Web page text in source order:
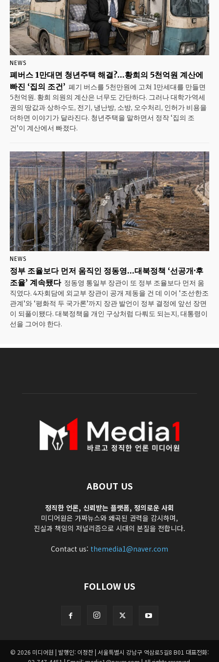
NEWS
폐버스 1만대면 청년주택 해결?…황희의 5천억원 계산에
빠진 ‘집의 조건’ 폐기 버스를 5천만원에 고쳐 1만세대를 만들면
5천억원. 황희 의원의 계산은 너무도 간단하다. 그러나 대학가·역세
권의 땅값과 상하수도, 전기, 냉난방, 소방, 오수처리, 인허가 비용을
더하면 이야기가 달라진다. 청년주택을 말하면서 정작 ‘집의 조
건’이 계산에서 빠졌다.
NEWS
정부 조율보다 먼저 움직인 정동영…대북정책 ‘선공개·후
조율’ 계속됐다 정동영 통일부 장관이 또 정부 조율보다 먼저 움
직였다. 4자회담에 외교부 장관이 공개 제동을 건 데 이어 ‘조선·한조
관계’와 ‘평화적 두 국가론’까지 장관 발언이 정부 결정에 앞선 장면
이 되풀이됐다. 대북정책을 개인 구상처럼 다뤄도 되는지, 대통령이
선을 그어야 한다.
ABOUT US
정직한 언론, 신뢰받는 플랫폼, 정의로운 사회
미디어원은 가짜뉴스와 왜곡된 권력을 감시하며,
진실과 책임의 저널리즘으로 시대의 본질을 전합니다.
Contact us: themedia1@naver.com
FOLLOW US
© 2026 미디어원 | 발행인: 이정찬 | 서울특별시 강남구 역삼로5길8 B01 대표전화: